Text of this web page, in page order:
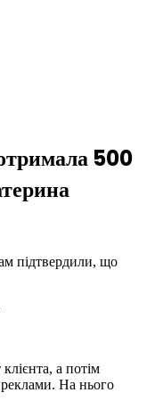
500
підтвердили, що
а потім
На нього